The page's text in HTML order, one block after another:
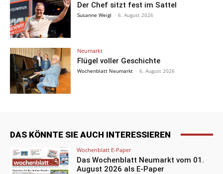
Der Chef sitzt fest im Sattel
Susanne Weigl - 6. August 2026
Neumarkt
Flügel voller Geschichte
Wochenblatt Neumarkt - 6. August 2026
DAS KÖNNTE SIE AUCH INTERESSIEREN
Wochenblatt E-Paper
Das Wochenblatt Neumarkt vom 01.
August 2026 als E-Paper